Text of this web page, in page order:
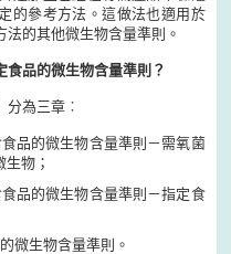
的參考方法。這做法也適用於
的其他微生物含量準則。
食品的微生物含量準則？
分為三章︰
品的微生物含量準則－需氧菌
物；
品的微生物含量準則－指定食
微生物含量準則。